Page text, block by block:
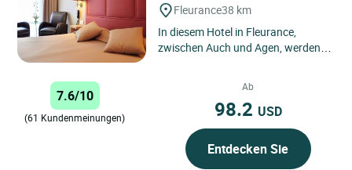
Fleurance38 km
In diesem Hotel in Fleurance,
zwischen Auch und Agen, werden
7.6/10
(61 Kundenmeinungen)
Ab
98.2 USD
Entdecken Sie